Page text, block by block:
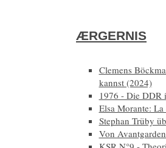
ÆRGERNIS
Clemens
kannst (2024)
1976 - Die DDR
Elsa Morante:
Stephan Trüby
Von